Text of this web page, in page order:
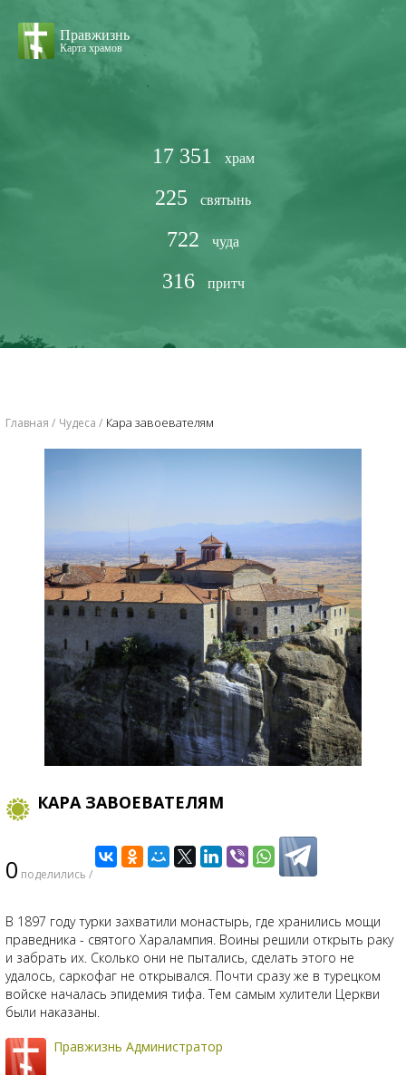
Правжизнь
Карта храмов
17 351 храм
225 святынь
722 чуда
316 притч
Главная Чудеса Кара завоевателям
КАРА ЗАВОЕВАТЕЛЯМ
0 поделились /
В 1897 году турки захватили монастырь, где хранились мощи
праведника - святого Харалампия. Воины решили открыть раку
и забрать их. Сколько они не пытались, сделать этого не
удалось, саркофаг не открывался. Почти сразу же в турецком
войске началась эпидемия тифа. Тем самым хулители Церкви
были наказаны.
Правжизнь Администратор